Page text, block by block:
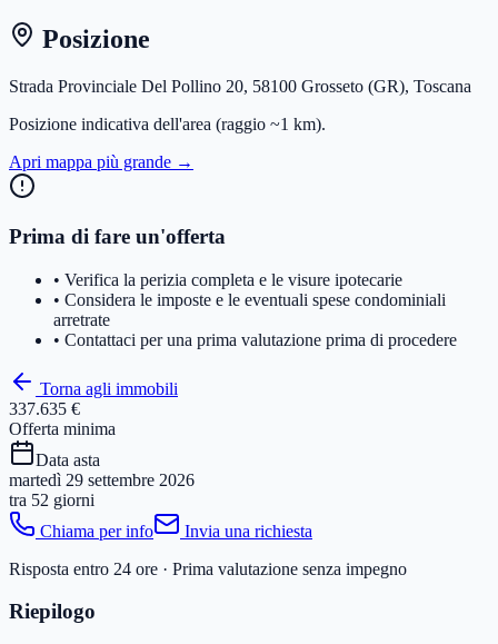
Posizione
Strada Provinciale Del Pollino 20, 58100 Grosseto (GR), Toscana
Posizione indicativa dell'area (raggio ~1 km).
Apri mappa più grande →
Prima di fare un'offerta
• Verifica la perizia completa e le visure ipotecarie
• Considera le imposte e le eventuali spese condominiali
arretrate
• Contattaci per una prima valutazione prima di procedere
Torna agli immobili
337.635 €
Offerta minima
Data asta
martedì 29 settembre 2026
tra 52 giorni
Chiama per info
Invia una richiesta
Risposta entro 24 ore · Prima valutazione senza impegno
Riepilogo